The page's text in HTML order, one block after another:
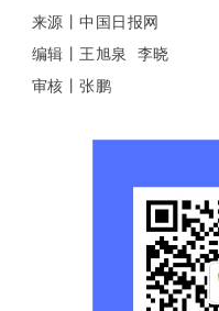
来源丨中国日报网
编辑丨王旭泉 李晓
审核丨张鹏